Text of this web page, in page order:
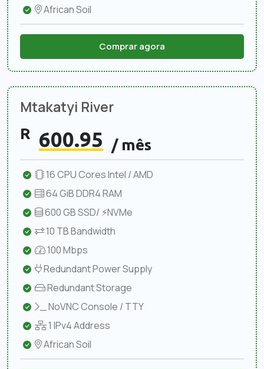
African Soil
Comprar agora
Mtakatyi River
R 600.95 / mês
16 CPU Cores Intel / AMD
64 GiB DDR4 RAM
600 GB SSD/ ⚡NVMe
10 TB Bandwidth
100 Mbps
Redundant Power Supply
Redundant Storage
NoVNC Console / TTY
1 IPv4 Address
African Soil